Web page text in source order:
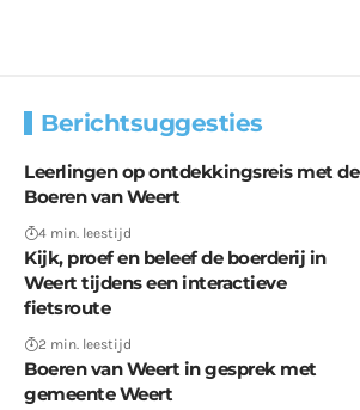
Berichtsuggesties
Leerlingen op ontdekkingsreis met de
Boeren van Weert
4 min. leestijd
Kijk, proef en beleef de boerderij in
Weert tijdens een interactieve
fietsroute
2 min. leestijd
Boeren van Weert in gesprek met
gemeente Weert